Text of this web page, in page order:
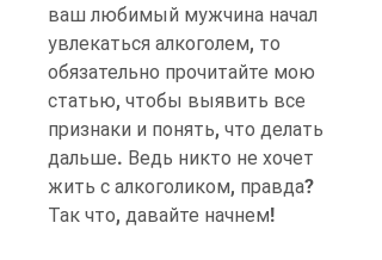
ваш любимый мужчина начал
увлекаться алкоголем, то
обязательно прочитайте мою
статью, чтобы выявить все
признаки и понять, что делать
дальше. Ведь никто не хочет
жить с алкоголиком, правда?
Так что, давайте начнем!